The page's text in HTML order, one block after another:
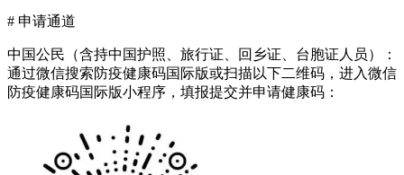
# 申请通道
中国公民（含持中国护照、旅行证、回乡证、台胞证人员）：
通过微信搜索防疫健康码国际版或扫描以下二维码，进入微信
防疫健康码国际版小程序，填报提交并申请健康码：